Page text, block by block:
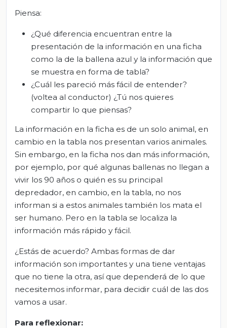
Piensa:
¿Qué diferencia encuentran entre la
presentación de la información en una ficha
como la de la ballena azul y la información que
se muestra en forma de tabla?
¿Cuál les pareció más fácil de entender?
(voltea al conductor) ¿Tú nos quieres
compartir lo que piensas?
La información en la ficha es de un solo animal, en
cambio en la tabla nos presentan varios animales.
Sin embargo, en la ficha nos dan más información,
por ejemplo, por qué algunas ballenas no llegan a
vivir los 90 años o quién es su principal
depredador, en cambio, en la tabla, no nos
informan si a estos animales también los mata el
ser humano. Pero en la tabla se localiza la
información más rápido y fácil.
¿Estás de acuerdo? Ambas formas de dar
información son importantes y una tiene ventajas
que no tiene la otra, así que dependerá de lo que
necesitemos informar, para decidir cuál de las dos
vamos a usar.
Para reflexionar: